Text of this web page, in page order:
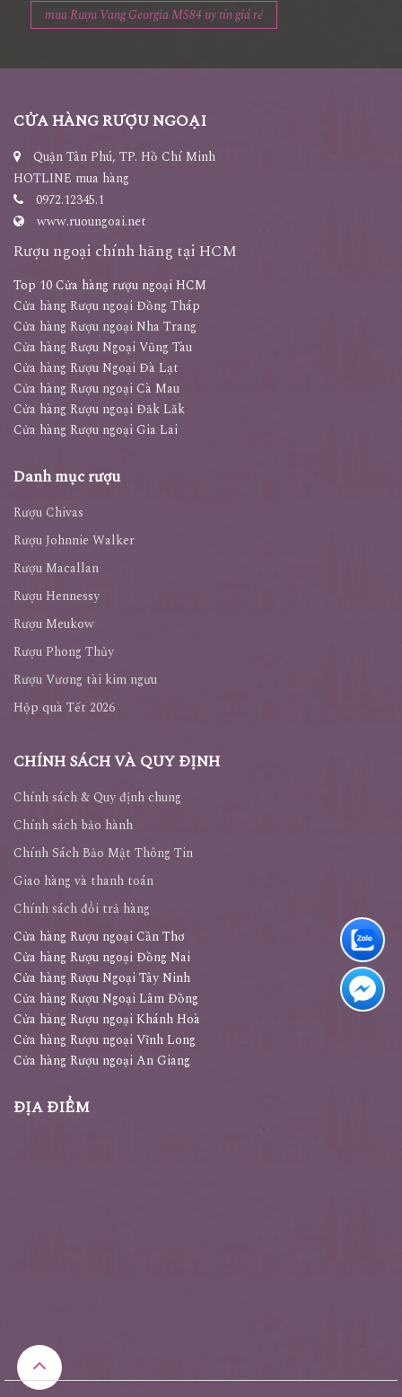
mua Rượu Vang Georgia MS84 uy tín giá rẻ
CỬA HÀNG RƯỢU NGOẠI
Quận Tân Phú, TP. Hồ Chí Minh
HOTLINE mua hàng
0972.12345.1
www.ruoungoai.net
Rượu ngoại chính hãng tại HCM
Top 10 Cửa hàng rượu ngoại HCM
Cửa hàng Rượu ngoại Đồng Tháp
Cửa hàng Rượu ngoại Nha Trang
Cửa hàng Rượu Ngoại Vũng Tàu
Cửa hàng Rượu Ngoại Đà Lạt
Cửa hàng Rượu ngoại Cà Mau
Cửa hàng Rượu ngoại Đăk Lăk
Cửa hàng Rượu ngoại Gia Lai
Danh mục rượu
Rượu Chivas
Rượu Johnnie Walker
Rượu Macallan
Rượu Hennessy
Rượu Meukow
Rượu Phong Thủy
Rượu Vương tài kim ngưu
Hộp quà Tết 2026
CHÍNH SÁCH VÀ QUY ĐỊNH
Chính sách & Quy định chung
Chính sách bảo hành
Chính Sách Bảo Mật Thông Tin
Giao hàng và thanh toán
Chính sách đổi trả hàng
Cửa hàng Rượu ngoại Cần Thơ
Cửa hàng Rượu ngoại Đồng Nai
Cửa hàng Rượu Ngoại Tây Ninh
Cửa hàng Rượu Ngoại Lâm Đồng
Cửa hàng Rượu ngoại Khánh Hoà
Cửa hàng Rượu ngoại Vĩnh Long
Cửa hàng Rượu ngoại An Giang
ĐỊA ĐIỂM